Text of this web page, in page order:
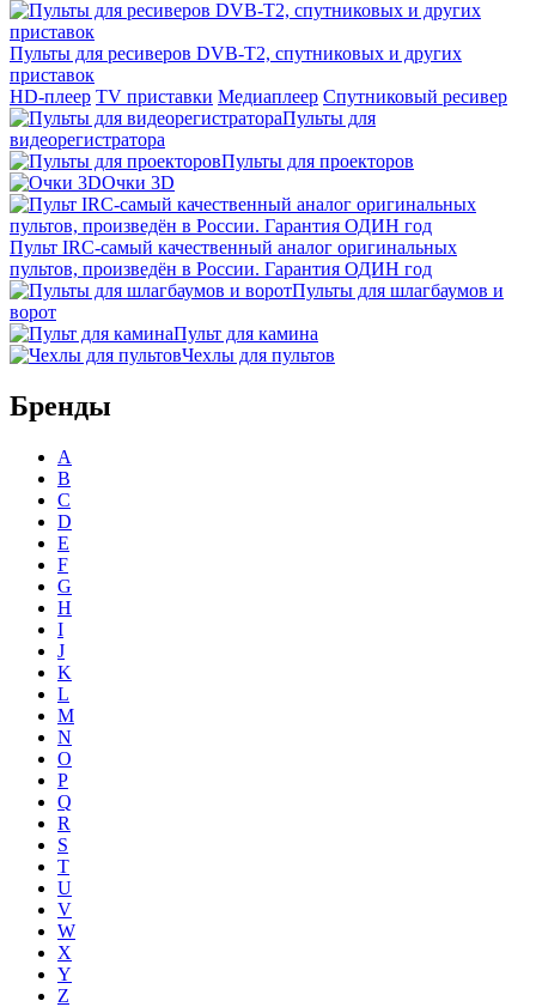
Пульты для ресиверов DVB-T2, спутниковых и других
приставок
HD-плеер TV приставки Медиаплеер Спутниковый ресивер
Пульты для
видеорегистратора
Пульты для проекторов
Очки 3D
Пульт IRC-самый качественный аналог оригинальных
пультов, произведён в России. Гарантия ОДИН год
Пульты для шлагбаумов и
ворот
Пульт для камина
Чехлы для пультов
Бренды
A
B
C
D
E
F
G
H
I
J
K
L
M
N
O
P
Q
R
S
T
U
V
W
X
Y
Z